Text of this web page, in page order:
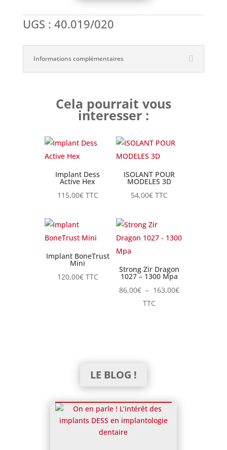
UGS : 40.019/020
Informations complémentaires
Cela pourrait vous
interesser :
Implant Dess
Active Hex
115,00€ TTC
ISOLANT POUR
MODELES 3D
54,00€ TTC
Implant BoneTrust
Mini
120,00€ TTC
Strong Zir Dragon
1027 – 1300 Mpa
86,00€ – 163,00€Plage
TTC
LE BLOG !